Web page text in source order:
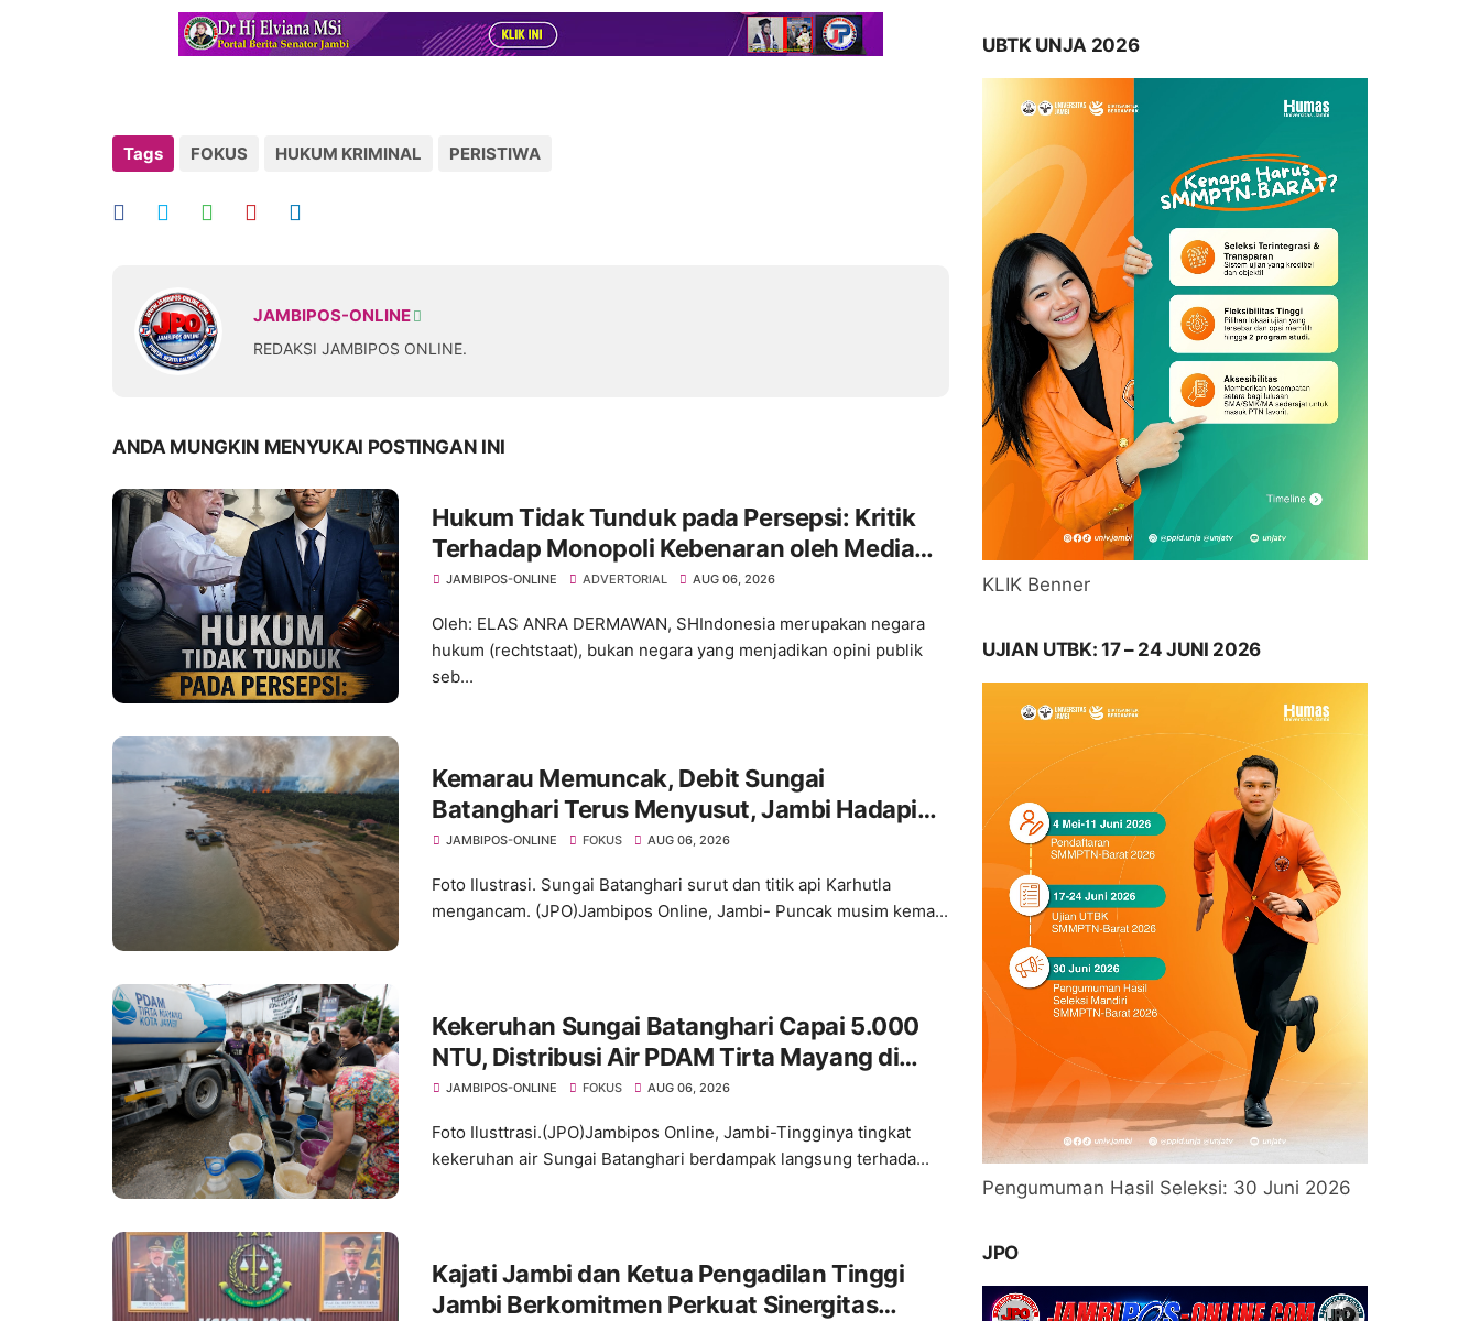
Tags FOKUS HUKUM KRIMINAL PERISTIWA
JAMBIPOS-ONLINE
REDAKSI JAMBIPOS ONLINE.
ANDA MUNGKIN MENYUKAI POSTINGAN INI
Hukum Tidak Tunduk pada Persepsi: Kritik
Terhadap Monopoli Kebenaran oleh Media
dan Aktivis
JAMBIPOS-ONLINE ADVERTORIAL AUG 06, 2026
Oleh: ELAS ANRA DERMAWAN, SHIndonesia merupakan negara
hukum (rechtstaat), bukan negara yang menjadikan opini publik
seb...
Kemarau Memuncak, Debit Sungai
Batanghari Terus Menyusut, Jambi Hadapi
Ancaman Krisis Air Bersih dan Karhutla
JAMBIPOS-ONLINE FOKUS AUG 06, 2026
Foto Ilustrasi. Sungai Batanghari surut dan titik api Karhutla
mengancam. (JPO)Jambipos Online, Jambi- Puncak musim kema...
Kekeruhan Sungai Batanghari Capai 5.000
NTU, Distribusi Air PDAM Tirta Mayang di
Sejumlah Wilayah Terganggu
JAMBIPOS-ONLINE FOKUS AUG 06, 2026
Foto Ilusttrasi.(JPO)Jambipos Online, Jambi-Tingginya tingkat
kekeruhan air Sungai Batanghari berdampak langsung terhada...
Kajati Jambi dan Ketua Pengadilan Tinggi
Jambi Berkomitmen Perkuat Sinergitas
UBTK UNJA 2026
KLIK Benner
UJIAN UTBK: 17 – 24 JUNI 2026
Pengumuman Hasil Seleksi: 30 Juni 2026
JPO